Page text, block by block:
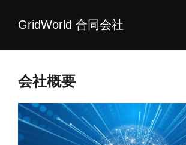
GridWorld 合同会社
会社概要